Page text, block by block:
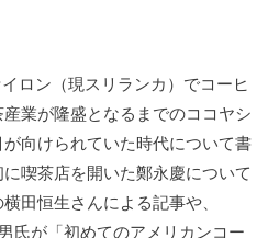
ロン（現スリランカ）でコーヒ
業が隆盛となるまでのココヤシ
向けられていた時代について書
喫茶店を開いた鄭永慶について
田恒生さんによる記事や、
氏が「初めてのアメリカンコー